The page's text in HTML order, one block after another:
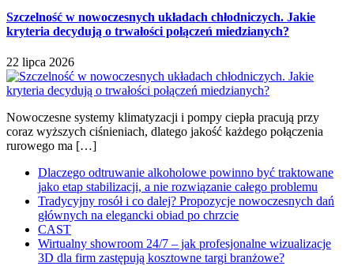
Szczelność w nowoczesnych układach chłodniczych. Jakie
kryteria decydują o trwałości połączeń miedzianych?
22 lipca 2026
Nowoczesne systemy klimatyzacji i pompy ciepła pracują przy
coraz wyższych ciśnieniach, dlatego jakość każdego połączenia
rurowego ma […]
Dlaczego odtruwanie alkoholowe powinno być traktowane
jako etap stabilizacji, a nie rozwiązanie całego problemu
Tradycyjny rosół i co dalej? Propozycje nowoczesnych dań
głównych na elegancki obiad po chrzcie
CAST
Wirtualny showroom 24/7 – jak profesjonalne wizualizacje
3D dla firm zastępują kosztowne targi branżowe?